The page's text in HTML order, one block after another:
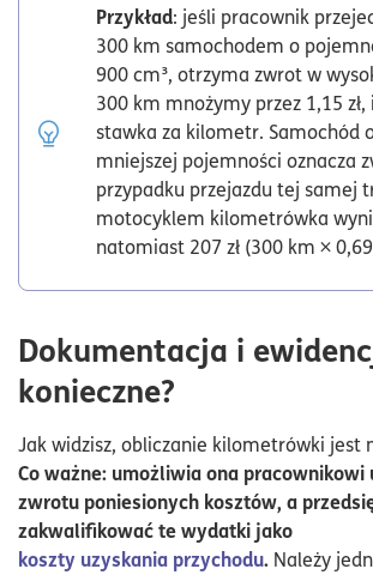
Przykład: jeśli pracownik
300 km samochodem o
900 cm³, otrzyma zwrot w
300 km mnożymy przez 1,15
stawka za kilometr. Samochód
mniejszej pojemności oznacza
przypadku przejazdu tej samej
motocyklem kilometrówka
natomiast 207 zł (300 km × 0,69
Dokumentacja i
konieczne?
Jak widzisz, obliczanie kilometrówki jest
Co ważne: umożliwia ona pracownikowi
zwrotu poniesionych kosztów, a
zakwalifikować te wydatki jako
koszty uzyskania przychodu. Należy